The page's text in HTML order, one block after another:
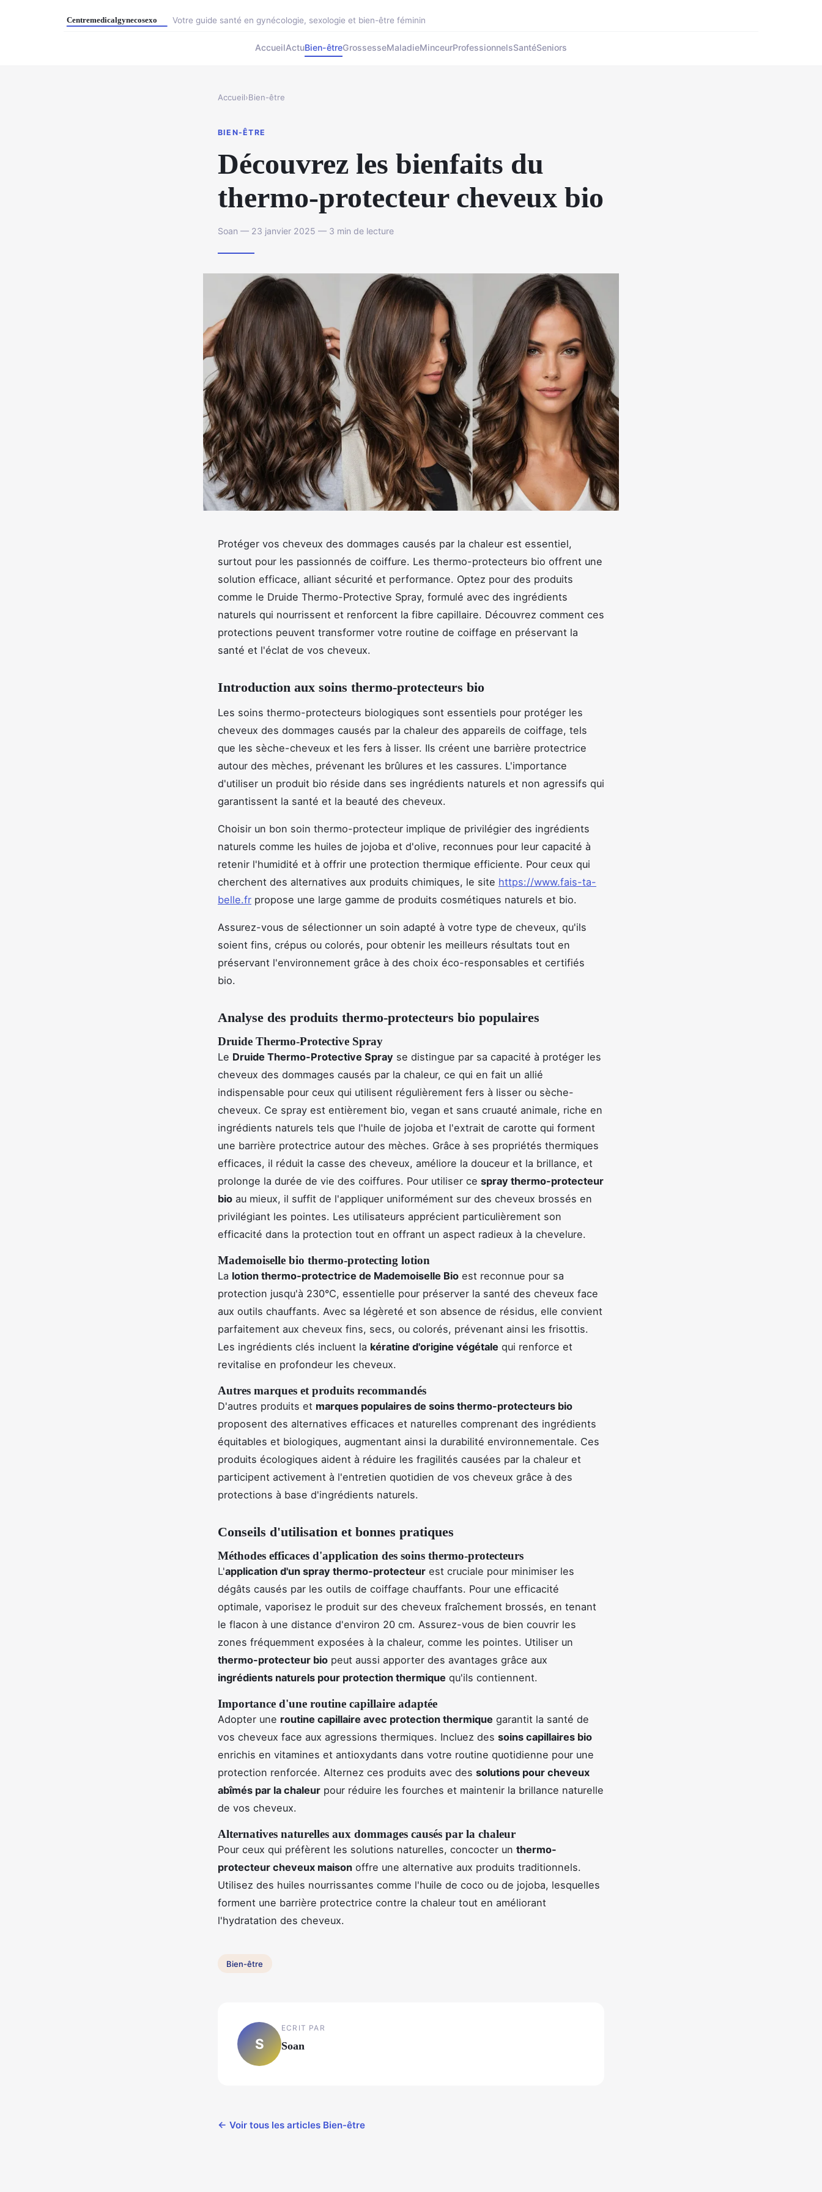
Votre guide santé en gynécologie, sexologie et bien-être féminin
AccueilActuBien-êtreGrossesseMaladieMinceurProfessionnelsSantéSeniors
Accueil›Bien-être
BIEN-ÊTRE
Découvrez les bienfaits du
thermo-protecteur cheveux bio
Soan — 23 janvier 2025 — 3 min de lecture
Protéger vos cheveux des dommages causés par la chaleur est essentiel,
surtout pour les passionnés de coiffure. Les thermo-protecteurs bio offrent une
solution efficace, alliant sécurité et performance. Optez pour des produits
comme le Druide Thermo-Protective Spray, formulé avec des ingrédients
naturels qui nourrissent et renforcent la fibre capillaire. Découvrez comment ces
protections peuvent transformer votre routine de coiffage en préservant la
santé et l'éclat de vos cheveux.
Introduction aux soins thermo-protecteurs bio
Les soins thermo-protecteurs biologiques sont essentiels pour protéger les
cheveux des dommages causés par la chaleur des appareils de coiffage, tels
que les sèche-cheveux et les fers à lisser. Ils créent une barrière protectrice
autour des mèches, prévenant les brûlures et les cassures. L'importance
d'utiliser un produit bio réside dans ses ingrédients naturels et non agressifs qui
garantissent la santé et la beauté des cheveux.
Choisir un bon soin thermo-protecteur implique de privilégier des ingrédients
naturels comme les huiles de jojoba et d'olive, reconnues pour leur capacité à
retenir l'humidité et à offrir une protection thermique efficiente. Pour ceux qui
cherchent des alternatives aux produits chimiques, le site https://www.fais-ta-
belle.fr propose une large gamme de produits cosmétiques naturels et bio.
Assurez-vous de sélectionner un soin adapté à votre type de cheveux, qu'ils
soient fins, crépus ou colorés, pour obtenir les meilleurs résultats tout en
préservant l'environnement grâce à des choix éco-responsables et certifiés
bio.
Analyse des produits thermo-protecteurs bio populaires
Druide Thermo-Protective Spray
Le Druide Thermo-Protective Spray se distingue par sa capacité à protéger les
cheveux des dommages causés par la chaleur, ce qui en fait un allié
indispensable pour ceux qui utilisent régulièrement fers à lisser ou sèche-
cheveux. Ce spray est entièrement bio, vegan et sans cruauté animale, riche en
ingrédients naturels tels que l'huile de jojoba et l'extrait de carotte qui forment
une barrière protectrice autour des mèches. Grâce à ses propriétés thermiques
efficaces, il réduit la casse des cheveux, améliore la douceur et la brillance, et
prolonge la durée de vie des coiffures. Pour utiliser ce spray thermo-protecteur
bio au mieux, il suffit de l'appliquer uniformément sur des cheveux brossés en
privilégiant les pointes. Les utilisateurs apprécient particulièrement son
efficacité dans la protection tout en offrant un aspect radieux à la chevelure.
Mademoiselle bio thermo-protecting lotion
La lotion thermo-protectrice de Mademoiselle Bio est reconnue pour sa
protection jusqu'à 230°C, essentielle pour préserver la santé des cheveux face
aux outils chauffants. Avec sa légèreté et son absence de résidus, elle convient
parfaitement aux cheveux fins, secs, ou colorés, prévenant ainsi les frisottis.
Les ingrédients clés incluent la kératine d'origine végétale qui renforce et
revitalise en profondeur les cheveux.
Autres marques et produits recommandés
D'autres produits et marques populaires de soins thermo-protecteurs bio
proposent des alternatives efficaces et naturelles comprenant des ingrédients
équitables et biologiques, augmentant ainsi la durabilité environnementale. Ces
produits écologiques aident à réduire les fragilités causées par la chaleur et
participent activement à l'entretien quotidien de vos cheveux grâce à des
protections à base d'ingrédients naturels.
Conseils d'utilisation et bonnes pratiques
Méthodes efficaces d'application des soins thermo-protecteurs
L'application d'un spray thermo-protecteur est cruciale pour minimiser les
dégâts causés par les outils de coiffage chauffants. Pour une efficacité
optimale, vaporisez le produit sur des cheveux fraîchement brossés, en tenant
le flacon à une distance d'environ 20 cm. Assurez-vous de bien couvrir les
zones fréquemment exposées à la chaleur, comme les pointes. Utiliser un
thermo-protecteur bio peut aussi apporter des avantages grâce aux
ingrédients naturels pour protection thermique qu'ils contiennent.
Importance d'une routine capillaire adaptée
Adopter une routine capillaire avec protection thermique garantit la santé de
vos cheveux face aux agressions thermiques. Incluez des soins capillaires bio
enrichis en vitamines et antioxydants dans votre routine quotidienne pour une
protection renforcée. Alternez ces produits avec des solutions pour cheveux
abîmés par la chaleur pour réduire les fourches et maintenir la brillance naturelle
de vos cheveux.
Alternatives naturelles aux dommages causés par la chaleur
Pour ceux qui préfèrent les solutions naturelles, concocter un thermo-
protecteur cheveux maison offre une alternative aux produits traditionnels.
Utilisez des huiles nourrissantes comme l'huile de coco ou de jojoba, lesquelles
forment une barrière protectrice contre la chaleur tout en améliorant
l'hydratation des cheveux.
Bien-être
S
ECRIT PAR
Soan
← Voir tous les articles Bien-être